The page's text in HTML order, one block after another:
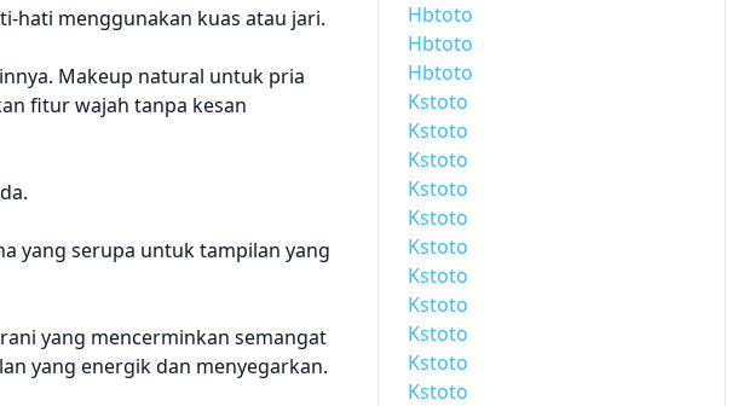
hati menggunakan kuas atau jari.
Makeup natural untuk pria
fitur wajah tanpa kesan
yang serupa untuk tampilan yang
yang mencerminkan semangat
yang energik dan menyegarkan.
Hbtoto
Hbtoto
Hbtoto
Kstoto
Kstoto
Kstoto
Kstoto
Kstoto
Kstoto
Kstoto
Kstoto
Kstoto
Kstoto
Kstoto